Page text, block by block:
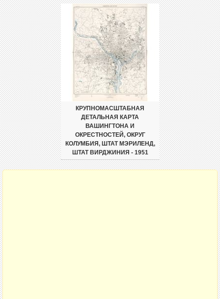
КРУПНОМАСШТАБНАЯ
ДЕТАЛЬНАЯ КАРТА
ВАШИНГТОНА И
ОКРЕСТНОСТЕЙ, ОКРУГ
КОЛУМБИЯ, ШТАТ МЭРИЛЕНД,
ШТАТ ВИРДЖИНИЯ - 1951